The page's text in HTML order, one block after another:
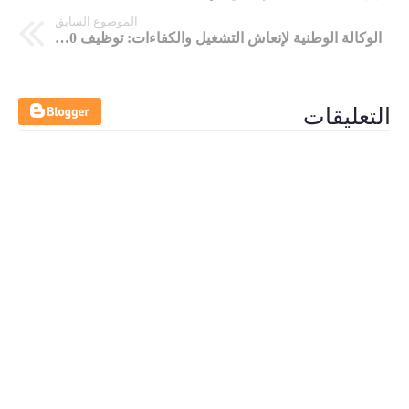
الموضوع السابق
الوكالة الوطنية لإنعاش التشغيل والكفاءات: توظيف 500 عامل إنتاج الخيوط الكهربائية بشركة يزاكي مكناس المغرب
التعليقات